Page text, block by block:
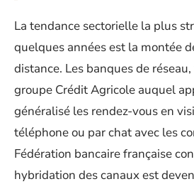
La tendance sectorielle la plus
quelques années est la montée
distance. Les banques de
groupe Crédit Agricole auquel
généralisé les rendez-vous en
téléphone ou par chat avec les
Fédération bancaire française
hybridation des canaux est